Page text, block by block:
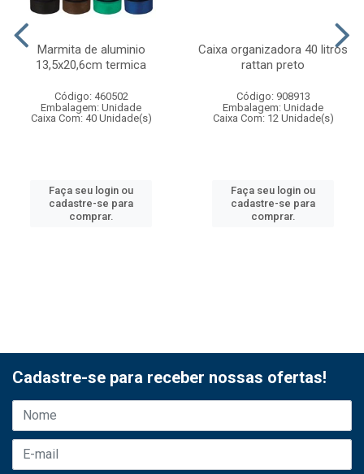
Marmita de aluminio
13,5x20,6cm termica
Código: 460502
Embalagem: Unidade
Caixa Com: 40 Unidade(s)
Faça seu login ou
cadastre-se para
comprar.
Caixa organizadora 40 litros
rattan preto
Código: 908913
Embalagem: Unidade
Caixa Com: 12 Unidade(s)
Faça seu login ou
cadastre-se para
comprar.
Cadastre-se para receber nossas ofertas!